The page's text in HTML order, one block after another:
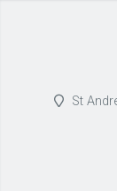
St